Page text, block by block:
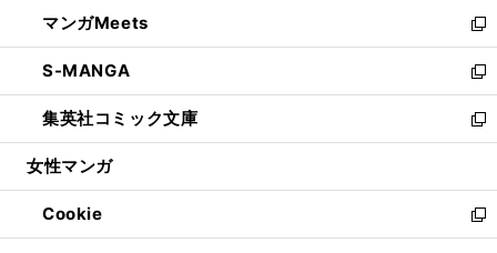
く
で
開
く
ド
ウ
で
開
く
ィ
ン
ド
ウ
で
開
い
ウ
ィ
ン
ド
ウ
開
く
マンガMeets
新
し
い
ウ
ィ
ン
ウ
で
開
S-MANGA
新
し
い
ウ
ン
ド
ウ
集英社コミック文庫
新
し
ウ
ィ
ン
女性マンガ
Cookie
新
し